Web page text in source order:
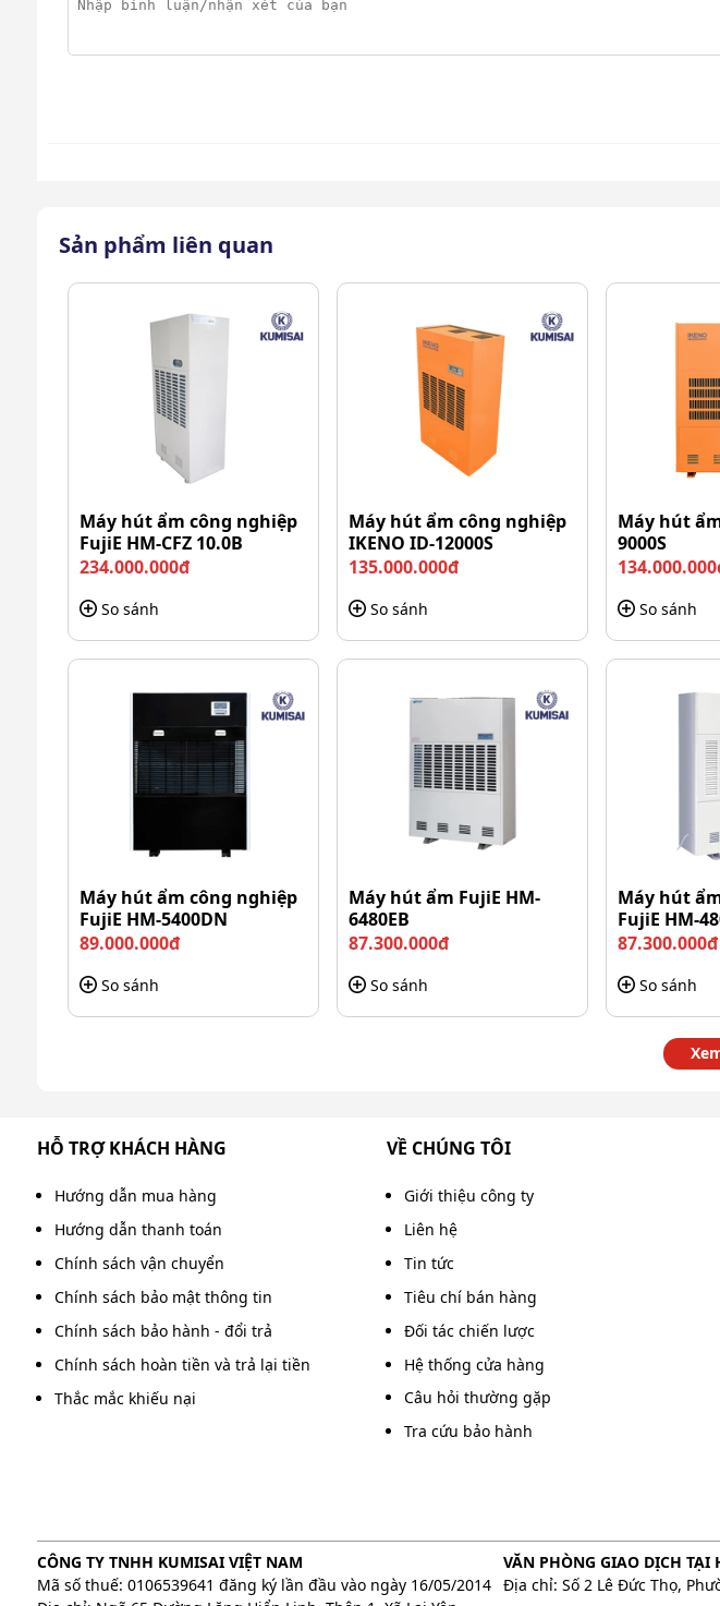
Máy nén Panasonic chuẩn Nhật siêu bền bỉ
Hệ thống cảm biến độ ẩm thông minh độ nhạy cao tự động theo dõi môi
ngưỡng cài đặt. Đây là điểm đặc biệt quan trọng với các nguyên liệu dễ hút
phẩm sấy hoặc nông sản.
Khả năng luân chuyển khí mạnh giúp quá trình sấy diễn ra đồng
IKENO IRD-6000S được trang bị quạt gió lưu lượng lớn ~4500m3/giờ giúp
trong toàn bộ hệ thống. Nhờ đó, hơi ẩm được rút triệt để, đồng đều nhiều vị
Kết hợp cùng cơ chế tuần hoàn khí liên tục, IKENO IRD-6000S giúp giảm tình
đều hoặc tồn đọng hơi ẩm trong phòng sấy.
Sản phẩm liên quan
Máy hút ẩm công nghiệp
FujiE HM-CFZ 10.0B
234.000.000đ
So sánh
Máy hút ẩm công nghiệp
IKENO ID-12000S
135.000.000đ
So sánh
Máy hút
9000S
So sánh
Máy hút ẩm công nghiệp
FujiE HM-5400DN
89.000.000đ
So sánh
Máy hút ẩm FujiE HM-
6480EB
87.300.000đ
So sánh
Máy hút
FujiE HM-
87.300.000đ
So sánh
HỖ TRỢ KHÁCH HÀNG
Hướng dẫn mua hàng
Hướng dẫn thanh toán
Chính sách vận chuyển
Chính sách bảo mật thông tin
Chính sách bảo hành - đổi trả
Chính sách hoàn tiền và trả lại tiền
Thắc mắc khiếu nại
VỀ CHÚNG TÔI
Giới thiệu công ty
Liên hệ
Tin tức
Tiêu chí bán hàng
Đối tác chiến lược
Hệ thống cửa hàng
Câu hỏi thường gặp
Tra cứu bảo hành
CÔNG TY TNHH KUMISAI VIỆT NAM
Mã số thuế: 0106539641 đăng ký lần đầu vào ngày 16/05/2014
VĂN PHÒNG GIAO DỊCH TẠI
Địa chỉ: Số 2 Lê Đức Thọ,